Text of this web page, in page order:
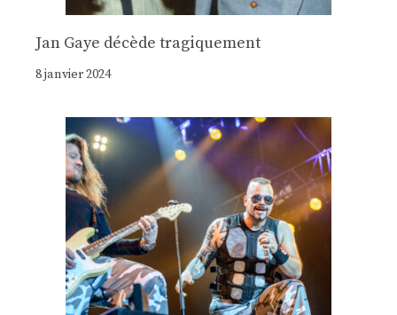
Jan Gaye décède tragiquement
8 janvier 2024